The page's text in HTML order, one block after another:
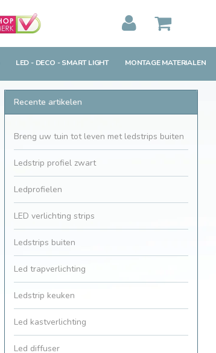
LED - DECO - SMART LIGHT MONTAGE MATERIALEN
Recente artikelen
Breng uw tuin tot leven met ledstrips buiten
Ledstrip profiel zwart
Ledprofielen
LED verlichting strips
Ledstrips buiten
Led trapverlichting
Ledstrip keuken
Led kastverlichting
Led diffuser